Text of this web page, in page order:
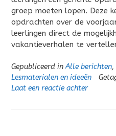
groep moeten lopen. Deze
opdrachten over de
leerlingen direct de
vakantieverhalen te
Gepubliceerd inAlle berichten,
Lesmaterialen en ideeën
Laat een reactie achter